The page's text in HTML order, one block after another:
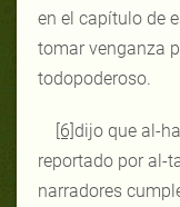
en el capítulo de
tomar venganza
todopoderoso.
[6]dijo que al-
reportado por al-
narradores